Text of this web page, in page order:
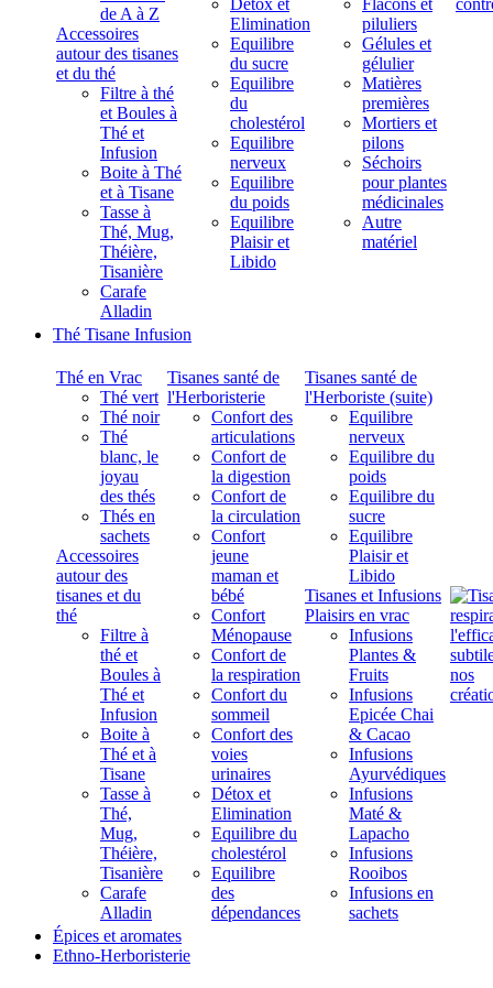
de A à Z
Accessoires
autour des tisanes
et du thé
Filtre à thé
et Boules à
Thé et
Infusion
Boite à Thé
et à Tisane
Tasse à
Thé, Mug,
Théière,
Tisanière
Carafe
Alladin
Détox et
Elimination
Equilibre
du sucre
Equilibre
du
cholestérol
Equilibre
nerveux
Equilibre
du poids
Equilibre
Plaisir et
Libido
Flacons et
piluliers
Gélules et
gélulier
Matières
premières
Mortiers et
pilons
Séchoirs
pour plantes
médicinales
Autre
matériel
Thé Tisane Infusion
Thé en Vrac
Thé vert
Thé noir
Thé
blanc, le
joyau
des thés
Thés en
sachets
Accessoires
autour des
tisanes et du
thé
Filtre à
thé et
Boules à
Thé et
Infusion
Boite à
Thé et à
Tisane
Tasse à
Thé,
Mug,
Théière,
Tisanière
Carafe
Alladin
Tisanes santé de
l'Herboristerie
Confort des
articulations
Confort de
la digestion
Confort de
la circulation
Confort
jeune
maman et
bébé
Confort
Ménopause
Confort de
la respiration
Confort du
sommeil
Confort des
voies
urinaires
Détox et
Elimination
Equilibre du
cholestérol
Equilibre
des
dépendances
Tisanes santé de
l'Herboriste (suite)
Equilibre
nerveux
Equilibre du
poids
Equilibre du
sucre
Equilibre
Plaisir et
Libido
Tisanes et Infusions
Plaisirs en vrac
Infusions
Plantes &
Fruits
Infusions
Epicée Chai
& Cacao
Infusions
Ayurvédiques
Infusions
Maté &
Lapacho
Infusions
Rooibos
Infusions en
sachets
Épices et aromates
Ethno-Herboristerie